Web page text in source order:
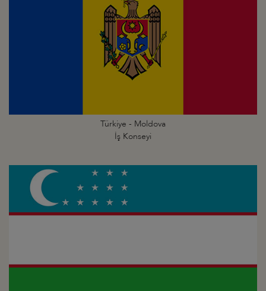
Türkiye - Moldova
İş Konseyi